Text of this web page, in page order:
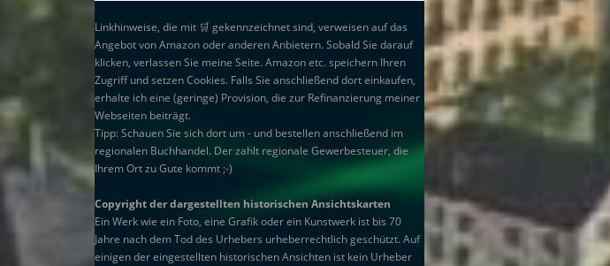
Linkhinweise, die mit 🛒gekennzeichnet sind, verweisen auf das
Angebot von Amazon oder anderen Anbietern. Sobald Sie darauf
klicken, verlassen Sie meine Seite. Amazon etc. speichern Ihren
Zugriff und setzen Cookies. Falls Sie anschließend dort einkaufen,
erhalte ich eine (geringe) Provision, die zur Refinanzierung meiner
Webseiten beiträgt.
Tipp: Schauen Sie sich dort um - und bestellen anschließend im
regionalen Buchhandel. Der zahlt regionale Gewerbesteuer, die
Ihrem Ort zu Gute kommt ;-)
Copyright der dargestellten historischen Ansichtskarten
Ein Werk wie ein Foto, eine Grafik oder ein Kunstwerk ist bis 70
Jahre nach dem Tod des Urhebers urheberrechtlich geschützt. Auf
einigen der eingestellten historischen Ansichten ist kein Urheber